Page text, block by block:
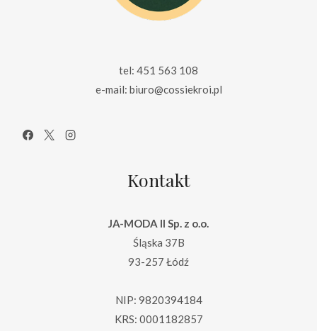
tel: 451 563 108
e-mail: biuro@cossiekroi.pl
Kontakt
JA-MODA II Sp. z o.o.
Śląska 37B
93-257 Łódź
NIP: 9820394184
KRS: 0001182857